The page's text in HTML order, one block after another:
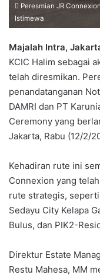
Peresmian JR
Istimewa
Majalah Intra,
KCIC Halim sebagai
telah diresmikan.
penandatanganan
DAMRI dan PT
Ceremony yang
Jakarta, Rabu (12/2/
Kehadiran rute ini
Connexion yang
rute strategis,
Sedayu City Kelapa
Bulus, dan PIK2-
Direktur Estate
Restu Mahesa, MM